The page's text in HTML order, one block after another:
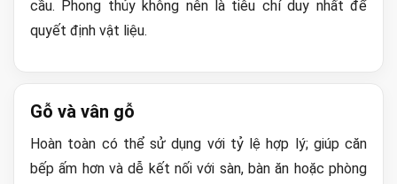
cầu. Phong thủy không nên là tiêu chí duy nhất để
quyết định vật liệu.
Gỗ và vân gỗ
Hoàn toàn có thể sử dụng với tỷ lệ hợp lý; giúp căn
bếp ấm hơn và dễ kết nối với sàn, bàn ăn hoặc phòng